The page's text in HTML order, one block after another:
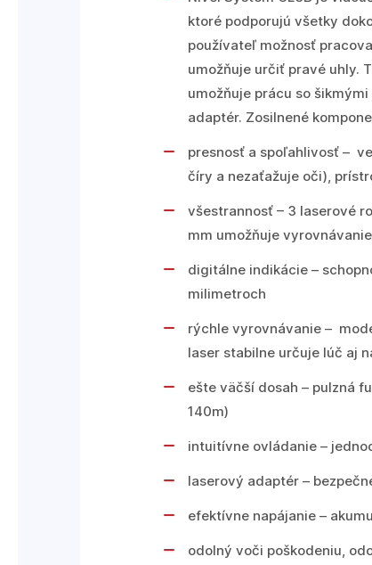
ktoré podporujú všetky
používateľ možnosť
umožňuje určiť pravé uhly.
umožňuje prácu so
adaptér. Zosilnené
presnosť a spoľahlivosť –
číry a nezaťažuje oči),
všestrannosť – 3 laserové
mm umožňuje
digitálne indikácie –
milimetroch
rýchle vyrovnávanie –
laser stabilne určuje lúč aj
ešte väčší dosah – pulzná
140m)
intuitívne ovládanie –
laserový adaptér –
efektívne napájanie –
odolný voči poškodeniu,